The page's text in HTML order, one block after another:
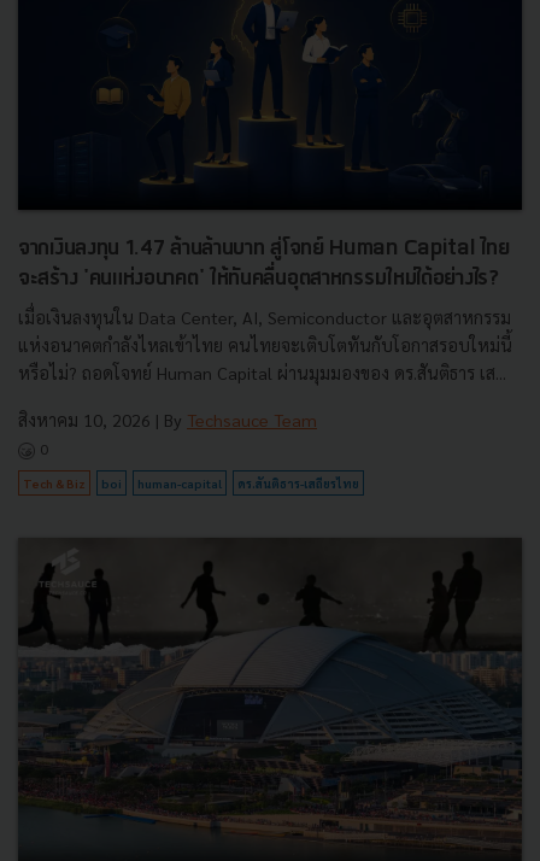
จากเงินลงทุน 1.47 ล้านล้านบาท สู่โจทย์ Human Capital ไทย
จะสร้าง 'คนแห่งอนาคต' ให้ทันคลื่นอุตสาหกรรมใหม่ได้อย่างไร?
เมื่อเงินลงทุนใน Data Center, AI, Semiconductor และอุตสาหกรรม
แห่งอนาคตกำลังไหลเข้าไทย คนไทยจะเติบโตทันกับโอกาสรอบใหม่นี้
หรือไม่? ถอดโจทย์ Human Capital ผ่านมุมมองของ ดร.สันติธาร เส...
สิงหาคม 10, 2026 | By Techsauce Team
0
Tech & Biz boi human-capital ดร.สันติธาร-เสถียรไทย